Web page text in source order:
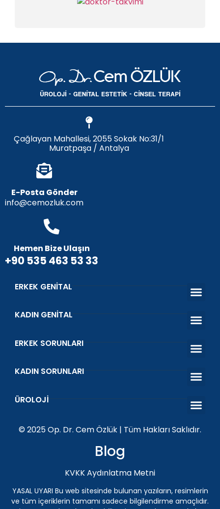
Çağlayan Mahallesi, 2055 Sokak No:31/1
Muratpaşa / Antalya
E-Posta Gönder
info@cemozluk.com
Hemen Bize Ulaşın
+90 535 463 53 33
ERKEK GENITAL
KADIN GENITAL
ERKEK SORUNLARI
KADIN SORUNLARI
ÜROLOJI
© 2025 Op. Dr. Cem Özlük | Tüm Hakları Saklıdır.
Blog
KVKK Aydınlatma Metni
YASAL UYARI Bu web sitesinde bulunan yazıların, resimlerin
ve tüm içeriklerin tamamı sadece bilgilendirme amaçlıdır.